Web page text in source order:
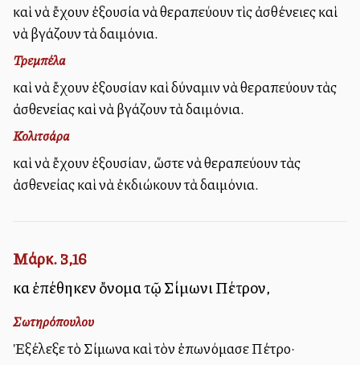
καὶ νὰ ἔχουν ἐξουσία νὰ θεραπεύουν τὶς ἀσθένειες καὶ
νὰ βγάζουν τὰ δαιμόνια.
Τρεμπέλα
καὶ νὰ ἔχουν ἐξουσίαν καὶ δύναμιν νὰ θεραπεύουν τὰς
ἀσθενείας καὶ νὰ βγάζουν τὰ δαιμόνια.
Κολιτσάρα
καὶ νὰ ἔχουν ἐξουσίαν, ὥστε νὰ θεραπεύουν τὰς
ἀσθενείας καὶ νὰ ἐκδιώκουν τὰ δαιμόνια.
Μάρκ. 3,16
καὶ ἐπέθηκεν ὄνομα τῷ Σίμωνι Πέτρον,
Σωτηρόπουλου
Ἐξέλεξε τὸ Σίμωνα καὶ τὸν ἐπωνόμασε Πέτρο·